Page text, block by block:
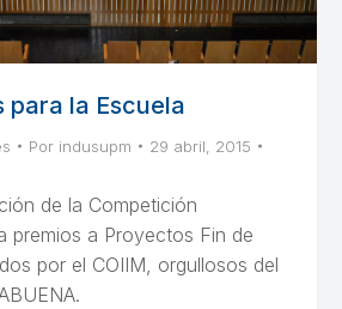
para la Escuela
Por indusupm
29 abril, 2015
de la Competición
premios a Proyectos Fin de
por el COIIM, orgullosos del